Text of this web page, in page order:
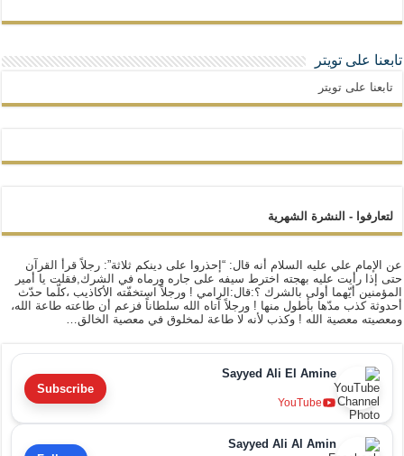
تابعنا على تويتر
تابعنا على تويتر
لتعارفوا - النشرة الشهرية
عن الإمام علي عليه السلام أنه قال: “إحذروا على دينكم ثلاثة”: رجلاً قرأ القرآن
حتى إذا رأيت عليه بهجته اخترط سيفه على جاره ورماه في الشرك,فقلت يا أمير
المؤمنين أيّهما أولى بالشرك ؟:قال:الرامي ! ورجلاً استخفّته الأكاذيب ،كلّما حدّث
أحدوثة كذب مدّها بأطول منها ! ورجلاً آتاه الله سلطاناً فزعم أن طاعته طاعة الله،
ومعصيته معصية الله ! وكذب لأنه لا طاعة لمخلوق في معصية الخالق…
Sayyed Ali El Amine
YouTube
Subscribe
Sayyed Ali Al Amin